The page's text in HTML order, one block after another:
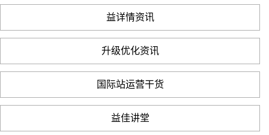
益详情资讯
升级优化资讯
国际站运营干货
益佳讲堂